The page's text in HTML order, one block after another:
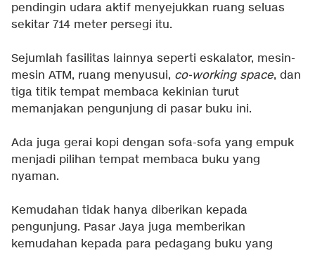
pendingin udara aktif menyejukkan ruang seluas
sekitar 714 meter persegi itu.
Sejumlah fasilitas lainnya seperti eskalator, mesin-
mesin ATM, ruang menyusui, co-working space, dan
tiga titik tempat membaca kekinian turut
memanjakan pengunjung di pasar buku ini.
Ada juga gerai kopi dengan sofa-sofa yang empuk
menjadi pilihan tempat membaca buku yang
nyaman.
Kemudahan tidak hanya diberikan kepada
pengunjung. Pasar Jaya juga memberikan
kemudahan kepada para pedagang buku yang